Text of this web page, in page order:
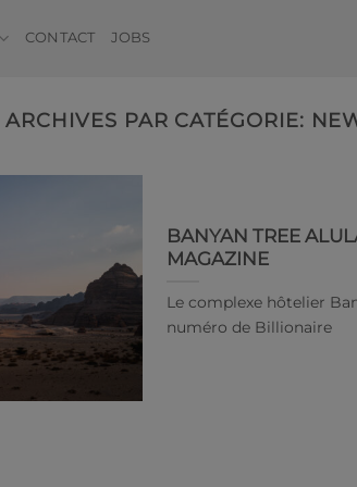
CONTACT JOBS
ARCHIVES PAR CATÉGORIE:
BANYAN TREE
MAGAZINE
Le complexe hôtelier
numéro de Billionaire